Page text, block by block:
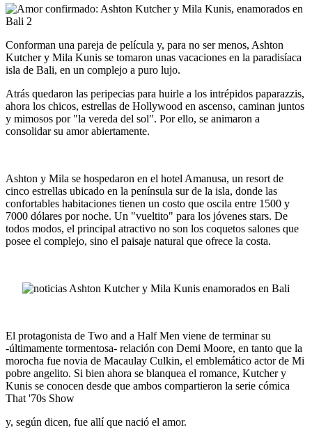
Conforman una pareja de película y, para no ser menos, Ashton
Kutcher y Mila Kunis se tomaron unas vacaciones en la paradisíaca
isla de Bali, en un complejo a puro lujo.
Atrás quedaron las peripecias para huirle a los intrépidos paparazzis,
ahora los chicos, estrellas de Hollywood en ascenso, caminan juntos
y mimosos por "la vereda del sol". Por ello, se animaron a
consolidar su amor abiertamente.
Ashton y Mila se hospedaron en el hotel Amanusa, un resort de
cinco estrellas ubicado en la península sur de la isla, donde las
confortables habitaciones tienen un costo que oscila entre 1500 y
7000 dólares por noche. Un "vueltito" para los jóvenes stars. De
todos modos, el principal atractivo no son los coquetos salones que
posee el complejo, sino el paisaje natural que ofrece la costa.
El protagonista de Two and a Half Men viene de terminar su
-últimamente tormentosa- relación con Demi Moore, en tanto que la
morocha fue novia de Macaulay Culkin, el emblemático actor de Mi
pobre angelito. Si bien ahora se blanquea el romance, Kutcher y
Kunis se conocen desde que ambos compartieron la serie cómica
That '70s Show
y, según dicen, fue allí que nació el amor.